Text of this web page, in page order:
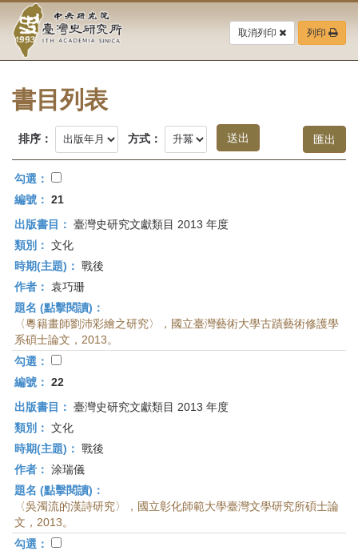
要
中
央
研
究
院-
臺
灣
史
研
究
所-
首
頁
取消列印 列印
書目列表
排序： 方式：
勾選：
編號： 21
出版書目： 臺灣史研究文獻類目 2013 年度
類別： 文化
時期(主題)： 戰後
作者：
袁巧珊
題名 (點擊閱讀)：
〈粵籍畫師劉沛彩繪之研究〉，國立臺灣藝術大學古蹟藝術修護學
系碩士論文，2013。
勾選：
編號： 22
出版書目： 臺灣史研究文獻類目 2013 年度
類別： 文化
時期(主題)： 戰後
作者： 涂瑞儀
題名 (點擊閱讀)：
〈吳濁流的漢詩研究〉，國立彰化師範大學臺灣文學研究所碩士論
文，2013。
勾選：